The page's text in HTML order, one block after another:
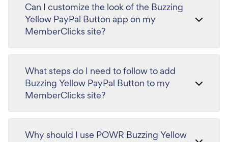
Can I customize the look of the Buzzing
Yellow PayPal Button app on my
MemberClicks site?
What steps do I need to follow to add
Buzzing Yellow PayPal Button to my
MemberClicks site?
Why should I use POWR Buzzing Yellow